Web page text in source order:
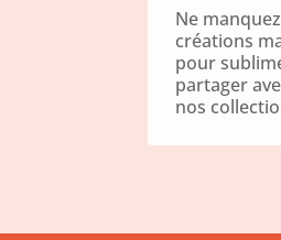
Ne
créations
pour
partager
nos